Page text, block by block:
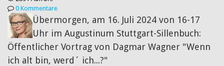
0 Kommentare
Übermorgen, am 16. Juli 2024 von 16-17
Uhr im Augustinum Stuttgart-Sillenbuch:
Öffentlicher Vortrag von Dagmar Wagner "Wenn
ich alt bin, werd´ ich...?"